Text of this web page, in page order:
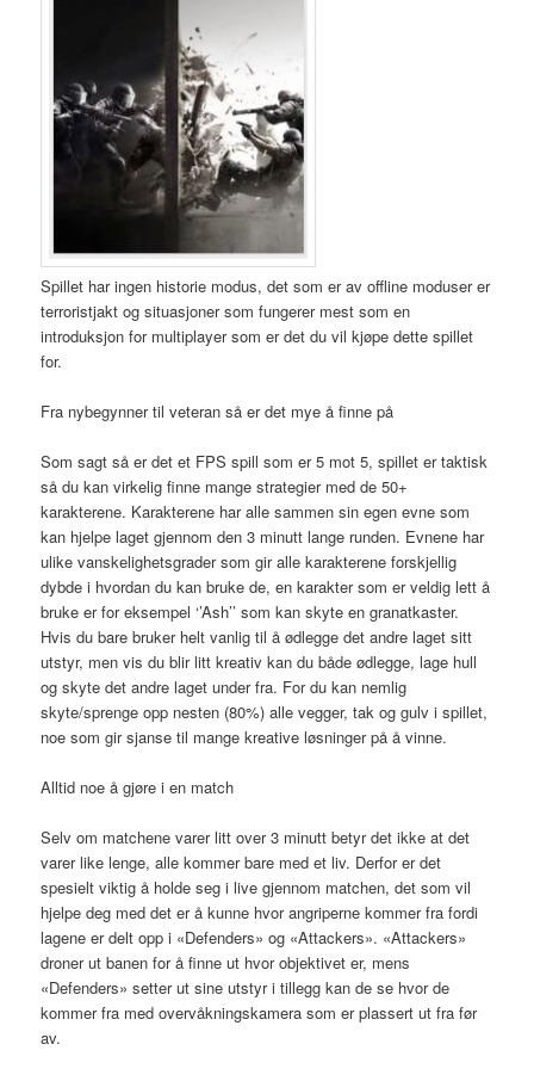
Spillet har ingen historie modus, det som er av offline moduser er
terroristjakt og situasjoner som fungerer mest som en
introduksjon for multiplayer som er det du vil kjøpe dette spillet
for.
Fra nybegynner til veteran så er det mye å finne på
Som sagt så er det et FPS spill som er 5 mot 5, spillet er taktisk
så du kan virkelig finne mange strategier med de 50+
karakterene. Karakterene har alle sammen sin egen evne som
kan hjelpe laget gjennom den 3 minutt lange runden. Evnene har
ulike vanskelighetsgrader som gir alle karakterene forskjellig
dybde i hvordan du kan bruke de, en karakter som er veldig lett å
bruke er for eksempel ‘’Ash’’ som kan skyte en granatkaster.
Hvis du bare bruker helt vanlig til å ødlegge det andre laget sitt
utstyr, men vis du blir litt kreativ kan du både ødlegge, lage hull
og skyte det andre laget under fra. For du kan nemlig
skyte/sprenge opp nesten (80%) alle vegger, tak og gulv i spillet,
noe som gir sjanse til mange kreative løsninger på å vinne.
Alltid noe å gjøre i en match
Selv om matchene varer litt over 3 minutt betyr det ikke at det
varer like lenge, alle kommer bare med et liv. Derfor er det
spesielt viktig å holde seg i live gjennom matchen, det som vil
hjelpe deg med det er å kunne hvor angriperne kommer fra fordi
lagene er delt opp i «Defenders» og «Attackers». «Attackers»
droner ut banen for å finne ut hvor objektivet er, mens
«Defenders» setter ut sine utstyr i tillegg kan de se hvor de
kommer fra med overvåkningskamera som er plassert ut fra før
av.